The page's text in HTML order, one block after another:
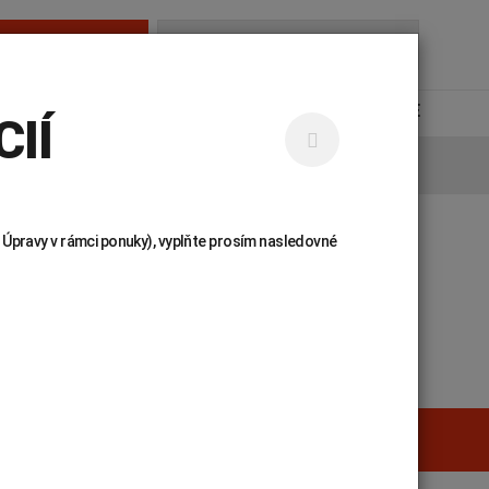
UNILABS ONLINE
v rámci ponuky), vyplňte prosím nasledovné